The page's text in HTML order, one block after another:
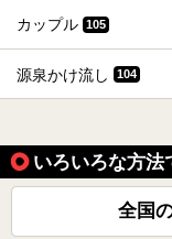
カップル 105
源泉かけ流し 104
いろいろな方法
全国